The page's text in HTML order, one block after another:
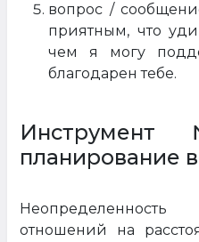
вопрос /
приятным, что
чем я могу
благодарен тебе.
планирование
отношений на